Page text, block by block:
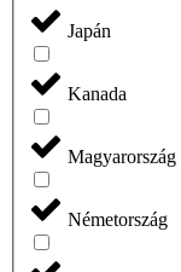
Japán
Kanada
Magyarország
Németország